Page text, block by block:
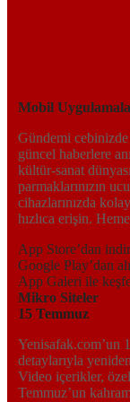
bir yelpazede
neler olup bittiğini
Mobil
Gündemi cebinizde
güncel haberlere
kültür-sanat
parmaklarınızın
cihazlarınızda
hızlıca erişin.
App Store’dan
Google Play’dan
App Galeri ile
Mikro Siteler
15 Temmuz
Yenisafak.com’un
detaylarıyla
Video içerikler,
Temmuz’un